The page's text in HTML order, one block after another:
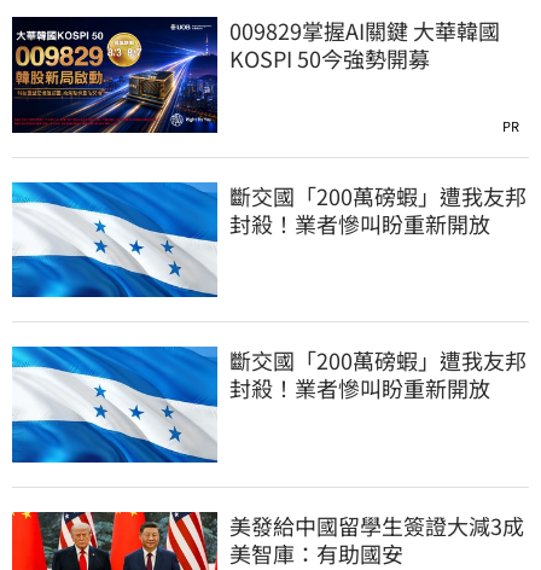
009829掌握AI關鍵 大華韓國
KOSPI 50今強勢開募
PR
斷交國「200萬磅蝦」遭我友邦
封殺！業者慘叫盼重新開放
斷交國「200萬磅蝦」遭我友邦
封殺！業者慘叫盼重新開放
美發給中國留學生簽證大減3成
美智庫：有助國安